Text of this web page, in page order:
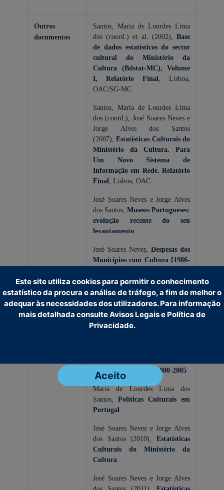
Outros
documentos
Santos, Maria de Lourdes Lima
dos (coord.) et al. (2002), Base
de dados estatísticos do sector
cultural do Ministério da
Cultura (Bdstat-MC), Volume
I, Relatório Final, Lisboa,
OAC/SG-MC
Santos, Maria de Lourdes Lima
dos (coord.), José Soares Neves e
Jorge Alves dos Santos
(2007),Estatísticas Culturais do
Ministério da Cultura. Para
Um Novo Sistema de
Informação em Rede. Relatório
Final, Lisboa, OAC
José Soares Neves e Jorge Alves
dos Santos, Museus Portugueses:
evolução recente do seu
levantamento
José Soares Neves, Despesas dos
Municípios com Cultura [1986-
José Soares Neves e Jorge Alves
dos Santos,
Os Museus em
Portugal no Período 2000-2005:
Dinâmicas e Tendências
Portugal no período 2000-2005
Maria de Lourdes Lima dos
Santos, Políticas Culturais em
Portugal
José Soares Neves e Jorge Alves
dos Santos (2010), Estatísticas
Culturais do Ministério da
Cultura
José Soares Neves e Jorge Alves
Este site utiliza cookies para permitir o conhecimento
estatístico da procura e análise de tráfego, a fim de melhor o
adequar às necessidades dos utilizadores. Para informação
mais detalhada consulte Avisos Legais e Política de
Privacidade.
Aceito